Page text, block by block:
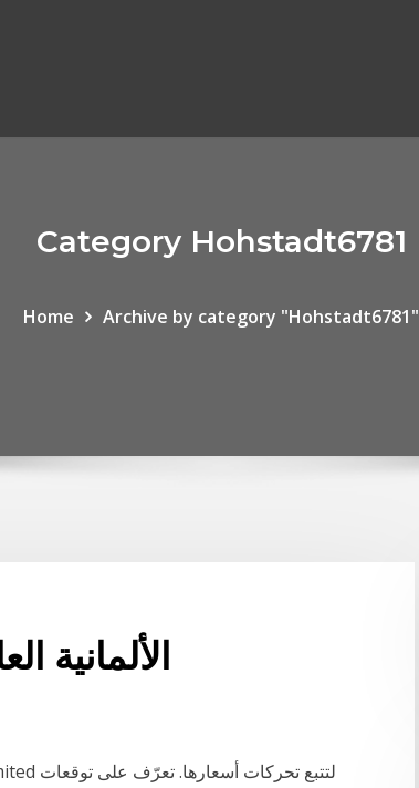
Category Hohstadt6781
Home Archive by category "Hohstadt6781"
الألمانية العائد 10 سنة